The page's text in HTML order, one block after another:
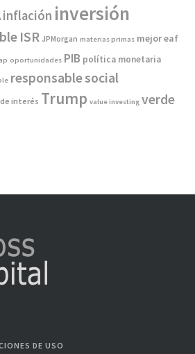
inflación inversión
ISR JPMorgan materias primas mejor eaf
oportunidades PIB política monetaria
responsablesocial
interés Trump value investing verde
DE USO